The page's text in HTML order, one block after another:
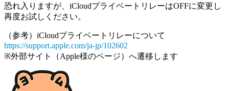
恐れ入りますが、iCloudプライベートリレーはOFFに変更し
再度お試しください。
（参考）iCloudプライベートリレーについて
https://support.apple.com/ja-jp/102602
※外部サイト（Apple様のページ）へ遷移します